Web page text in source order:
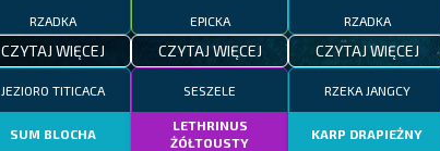
RZADKA
CZYTAJ WIĘCEJ
EPICKA
CZYTAJ WIĘCEJ
RZADKA
CZYTAJ WIĘCEJ
JEZIORO TITICACA
SUM BLOCHA
SESZELE
LETHRINUS
ŻÓŁTOUSTY
RZEKA JANGCY
KARP DRAPIEŻNY